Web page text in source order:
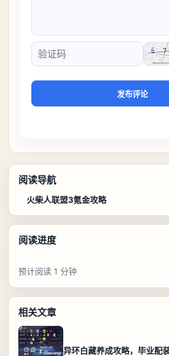
验证码
发布评论
阅读导航
火柴人联盟3氪金攻略
阅读进度
预计阅读 1 分钟
相关文章